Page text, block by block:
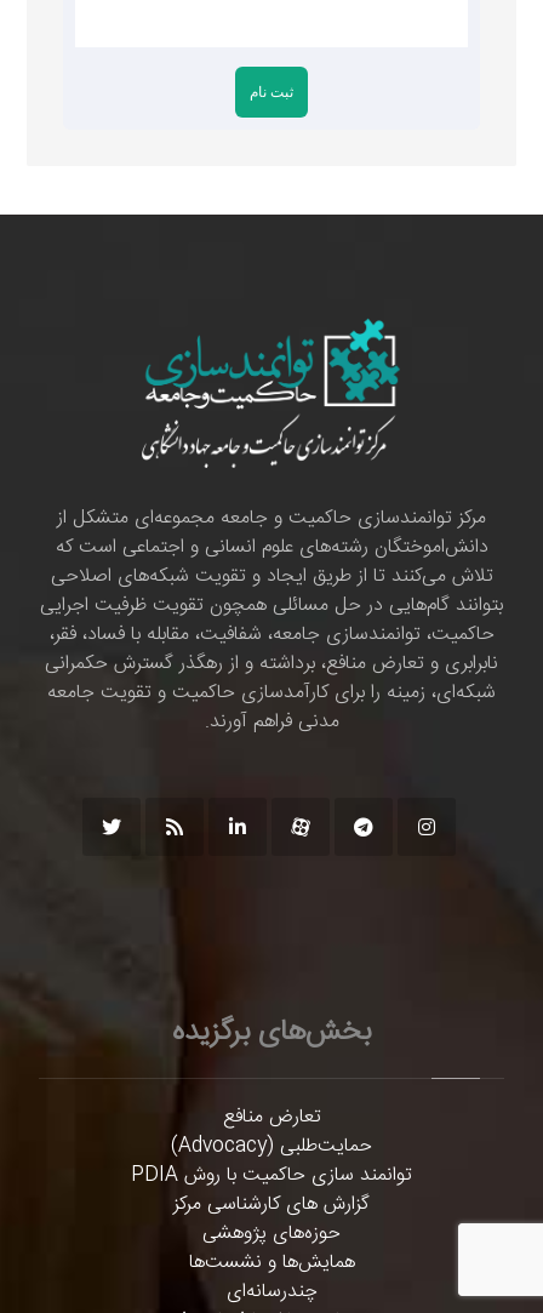
مرکز توانمندسازی حاکمیت و جامعه مجموعه‌ای متشکل از
دانش‌اموختگان رشته‌های علوم انسانی و اجتماعی است که
تلاش می‌کنند تا از طریق ایجاد و تقویت شبکه‌های اصلاحی
بتوانند گام‌هایی در حل مسائلی همچون تقویت ظرفیت اجرایی
حاکمیت، توانمندسازی جامعه، شفافیت، مقابله با فساد، فقر،
نابرابری و تعارض منافع، برداشته و از رهگذر گسترش حکمرانی
شبکه‌ای، زمینه را برای کارآمدسازی حاکمیت و تقویت جامعه
مدنی فراهم آورند.
بخش‌های برگزیده
تعارض منافع
حمایت‌طلبی (Advocacy)
توانمند سازی حاکمیت با روش PDIA
گزارش های کارشناسی مرکز
حوزه‌های پژوهشی
همایش‌ها و نشست‌ها
چندرسانه‌ای